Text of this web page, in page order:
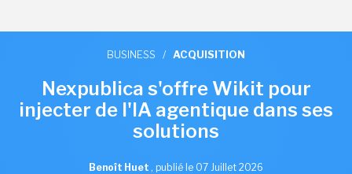
BUSINESS / ACQUISITION
Nexpublica s'offre Wikit pour
injecter de l'IA agentique dans ses
solutions
Benoît Huet , publié le 07 Juillet 2026